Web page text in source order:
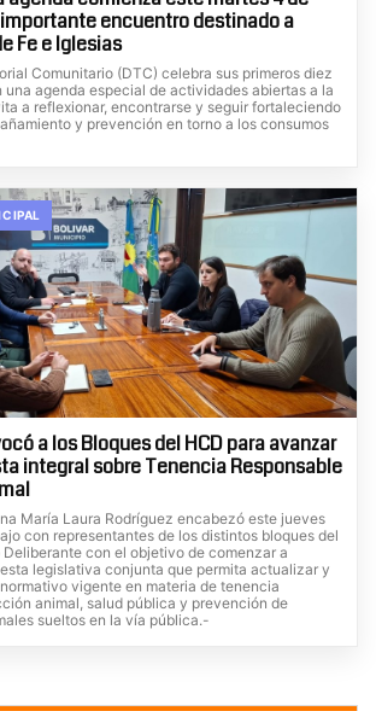
encuentro destinado a
Fe e Iglesias
Comunitario (DTC) celebra sus primeros diez
una agenda especial de actividades abiertas a la
a reflexionar, encontrarse y seguir fortaleciendo
y prevención en torno a los consumos
a los Bloques del HCD para avanzar
integral sobre Tenencia Responsable
María Laura Rodríguez encabezó este jueves
con representantes de los distintos bloques del
con el objetivo de comenzar a
legislativa conjunta que permita actualizar y
vigente en materia de tenencia
animal, salud pública y prevención de
sueltos en la vía pública.-